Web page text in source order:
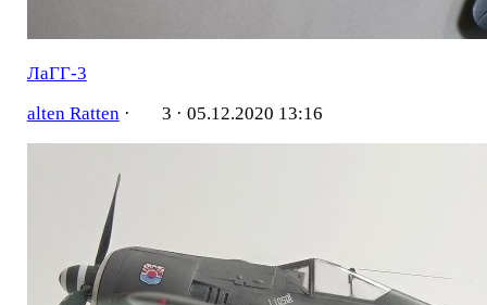
ЛаГГ-3
alten Ratten· 3 · 05.12.2020 13:16